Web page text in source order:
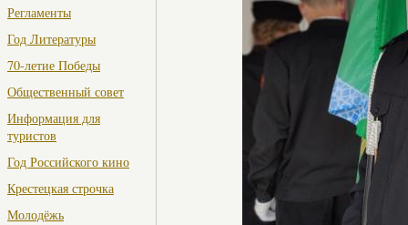
Регламенты
Год Литературы
70-летие Победы
Общественный совет
Информация для
туристов
Год Российского кино
Крестецкая строчка
Молодёжь